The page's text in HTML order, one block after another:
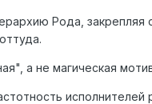
Рода,
а не магическая
исполнителей